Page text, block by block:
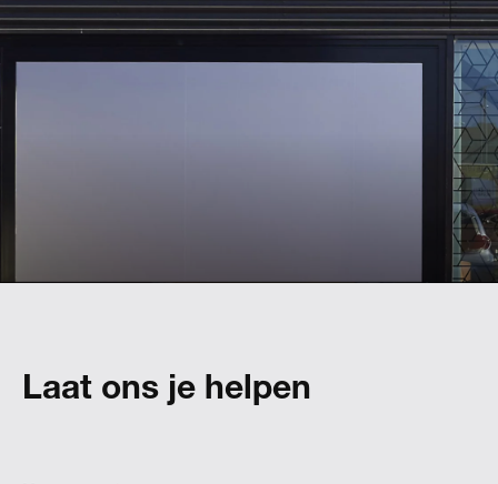
Een overtuigende identiteit
Landmarks helpt Lexus een pan-Europees merk
voor tweedehandsauto’s ontwikkelen en lanceren.
Laat ons je helpen